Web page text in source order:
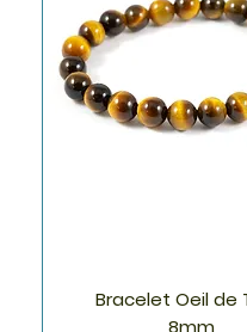
Bracelet Oeil de